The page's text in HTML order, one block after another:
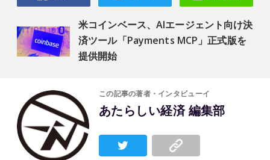
米コインベース、AIエージェント向け決
済ツール「Payments MCP」正式版を
提供開始
この記事の著者・インタビューイ
あたらしい経済 編集部